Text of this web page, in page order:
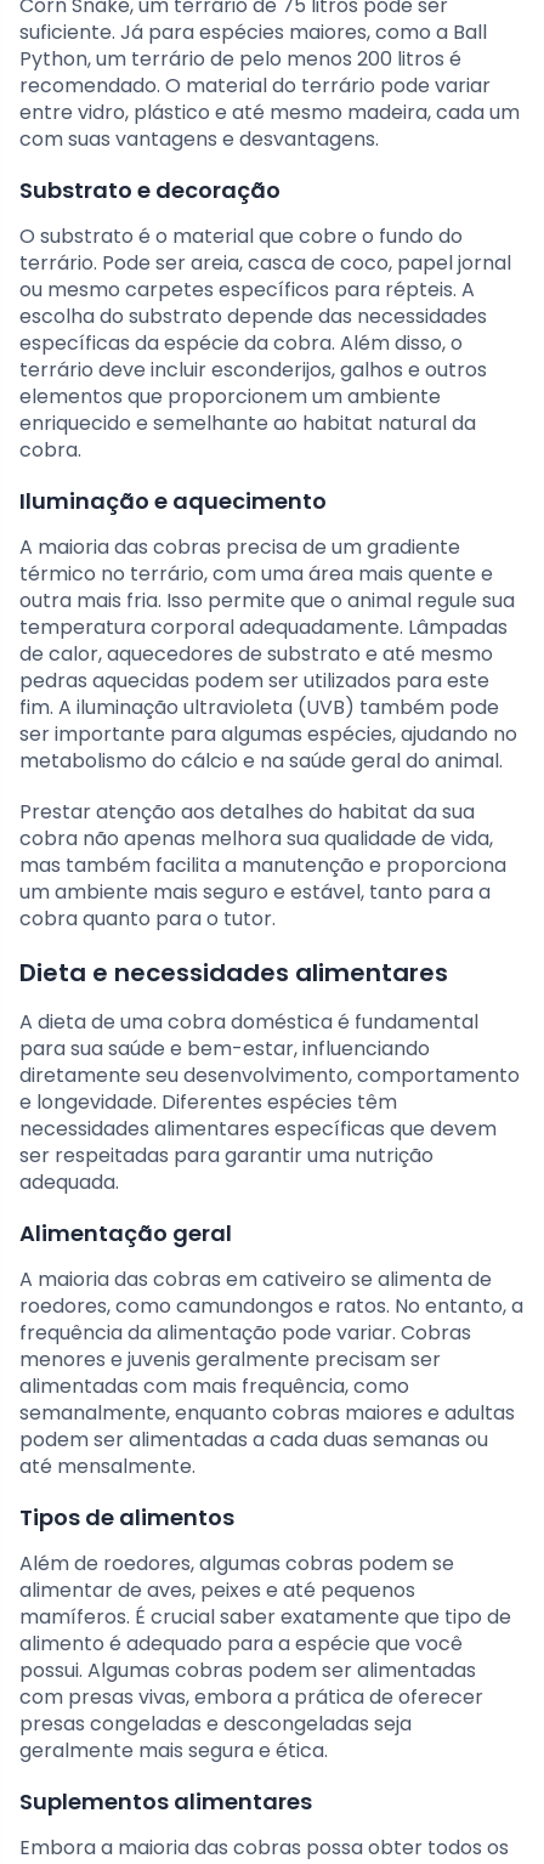
Corn Snake, um terrário de 75 litros pode ser
suficiente. Já para espécies maiores, como a Ball
Python, um terrário de pelo menos 200 litros é
recomendado. O material do terrário pode variar
entre vidro, plástico e até mesmo madeira, cada um
com suas vantagens e desvantagens.
Substrato e decoração
O substrato é o material que cobre o fundo do
terrário. Pode ser areia, casca de coco, papel jornal
ou mesmo carpetes específicos para répteis. A
escolha do substrato depende das necessidades
específicas da espécie da cobra. Além disso, o
terrário deve incluir esconderijos, galhos e outros
elementos que proporcionem um ambiente
enriquecido e semelhante ao habitat natural da
cobra.
Iluminação e aquecimento
A maioria das cobras precisa de um gradiente
térmico no terrário, com uma área mais quente e
outra mais fria. Isso permite que o animal regule sua
temperatura corporal adequadamente. Lâmpadas
de calor, aquecedores de substrato e até mesmo
pedras aquecidas podem ser utilizados para este
fim. A iluminação ultravioleta (UVB) também pode
ser importante para algumas espécies, ajudando no
metabolismo do cálcio e na saúde geral do animal.
Prestar atenção aos detalhes do habitat da sua
cobra não apenas melhora sua qualidade de vida,
mas também facilita a manutenção e proporciona
um ambiente mais seguro e estável, tanto para a
cobra quanto para o tutor.
Dieta e necessidades alimentares
A dieta de uma cobra doméstica é fundamental
para sua saúde e bem-estar, influenciando
diretamente seu desenvolvimento, comportamento
e longevidade. Diferentes espécies têm
necessidades alimentares específicas que devem
ser respeitadas para garantir uma nutrição
adequada.
Alimentação geral
A maioria das cobras em cativeiro se alimenta de
roedores, como camundongos e ratos. No entanto, a
frequência da alimentação pode variar. Cobras
menores e juvenis geralmente precisam ser
alimentadas com mais frequência, como
semanalmente, enquanto cobras maiores e adultas
podem ser alimentadas a cada duas semanas ou
até mensalmente.
Tipos de alimentos
Além de roedores, algumas cobras podem se
alimentar de aves, peixes e até pequenos
mamíferos. É crucial saber exatamente que tipo de
alimento é adequado para a espécie que você
possui. Algumas cobras podem ser alimentadas
com presas vivas, embora a prática de oferecer
presas congeladas e descongeladas seja
geralmente mais segura e ética.
Suplementos alimentares
Embora a maioria das cobras possa obter todos os